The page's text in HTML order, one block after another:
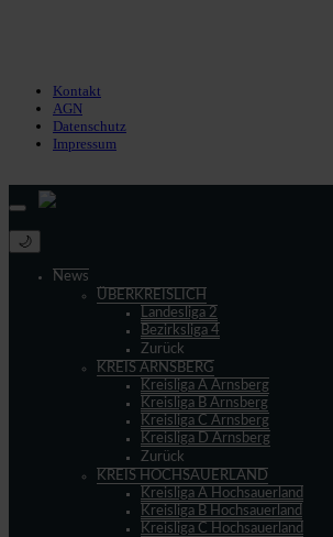
Kontakt
AGN
Datenschutz
Impressum
🌙
News
ÜBERKREISLICH
Landesliga 2
Bezirksliga 4
Zurück
KREIS ARNSBERG
Kreisliga A Arnsberg
Kreisliga B Arnsberg
Kreisliga C Arnsberg
Kreisliga D Arnsberg
Zurück
KREIS HOCHSAUERLAND
Kreisliga A Hochsauerland
Kreisliga B Hochsauerland
Kreisliga C Hochsauerland